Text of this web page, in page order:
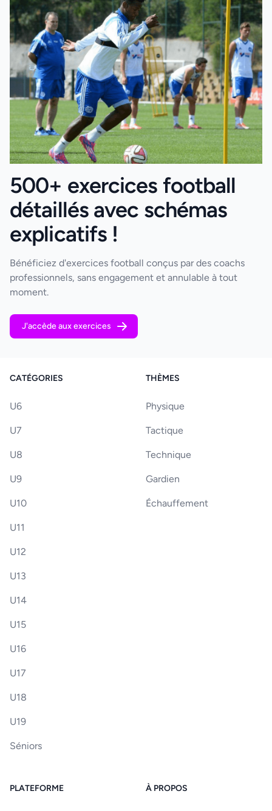
500+ exercices football
détaillés avec schémas
explicatifs !
Bénéficiez d'exercices football conçus par des coachs
professionnels, sans engagement et annulable à tout
moment.
J'accède aux exercices
CATÉGORIES
U6
U7
U8
U9
U10
U11
U12
U13
U14
U15
U16
U17
U18
U19
Séniors
THÈMES
Physique
Tactique
Technique
Gardien
Échauffement
PLATEFORME À PROPOS